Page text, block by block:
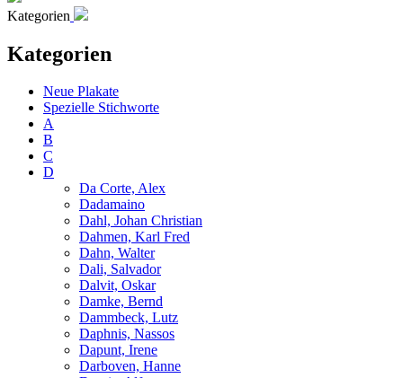
Kategorien
Kategorien
Neue Plakate
Spezielle Stichworte
A
B
C
D
Da Corte, Alex
Dadamaino
Dahl, Johan Christian
Dahmen, Karl Fred
Dahn, Walter
Dali, Salvador
Dalvit, Oskar
Damke, Bernd
Dammbeck, Lutz
Daphnis, Nassos
Dapunt, Irene
Darboven, Hanne